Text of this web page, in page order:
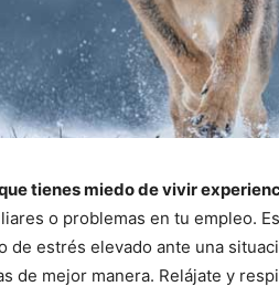
tienes miedo de vivir
o problemas en tu empleo.
estrés elevado ante una
de mejor manera. Relájate y